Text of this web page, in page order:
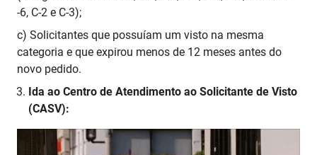
-6, C-2 e C-3);
c) Solicitantes que possuíam um visto na mesma
categoria e que expirou menos de 12 meses antes do
novo pedido.
Ida ao Centro de Atendimento ao Solicitante de Visto
(CASV):